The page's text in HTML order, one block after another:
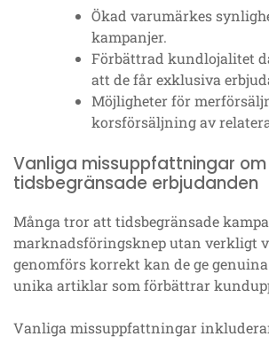
Ökad varumärkes
kampanjer.
Förbättrad kundlojalitet
att de får exklusiva
Möjligheter för
korsförsäljning av
Vanliga missuppfattningar om
tidsbegränsade erbjudanden
Många tror att tidsbegränsade
marknadsföringsknep utan verkligt
genomförs korrekt kan de ge
unika artiklar som förbättrar
Vanliga missuppfattningar